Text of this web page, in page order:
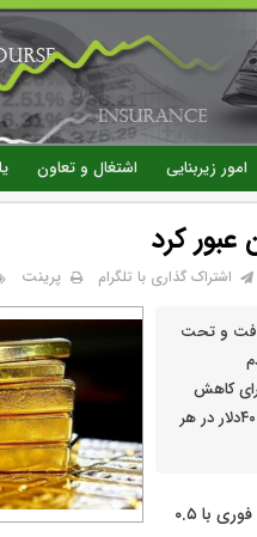
رفتن
به
محتوای
اصلی
امور زیربنایی اشتغال و تعاون
کرد
اشتراک گذاری با تلگرام پرینت
یافت و تحت
کاهش
بیشتر نرخ بهره توسط فدرال رزرو، برای اولین‌ بار از مرز ۴۰۰۰دلار در هر
بهای هر اونس طلا برای تحویل فوری با ۰.۵